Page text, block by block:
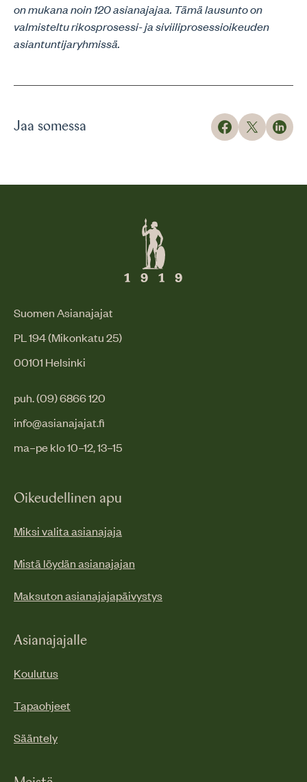
on mukana noin 120 asianajajaa. Tämä lausunto on
valmisteltu rikosprosessi- ja siviiliprosessioikeuden
asiantuntijaryhmissä.
Jaa somessa
Suomen Asianajajat
PL 194 (Mikonkatu 25)
00101 Helsinki
puh. (09) 6866 120
info@asianajajat.fi
ma–pe klo 10–12, 13–15
Oikeudellinen apu
Miksi valita asianajaja
Mistä löydän asianajajan
Maksuton asianajajapäivystys
Asianajajalle
Koulutus
Tapaohjeet
Sääntely